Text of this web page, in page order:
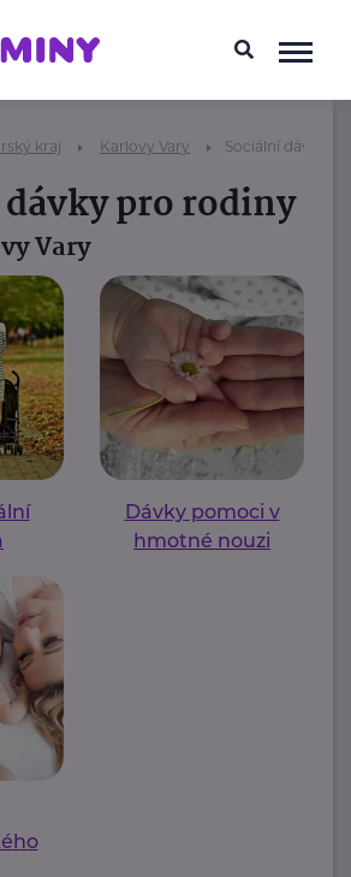
kraj Karlovy Vary Sociální dávky
pro rodiny
Vary
Dávky pomoci v
hmotné nouzi